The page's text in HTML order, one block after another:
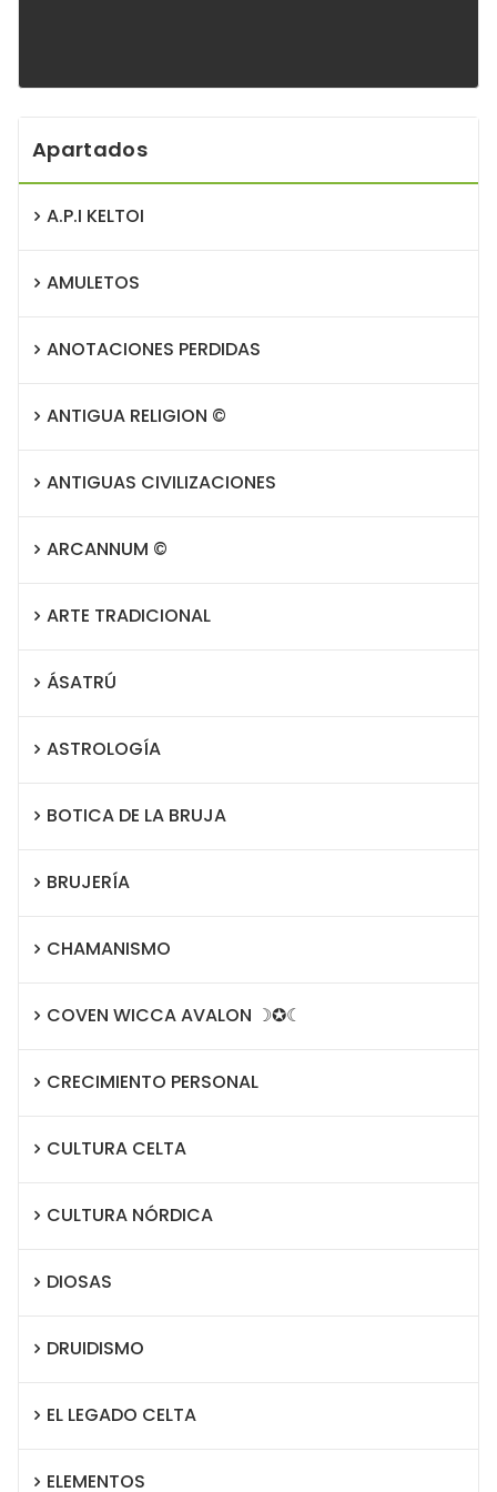
Apartados
A.P.I KELTOI
AMULETOS
ANOTACIONES PERDIDAS
ANTIGUA RELIGION ©
ANTIGUAS CIVILIZACIONES
ARCANNUM ©
ARTE TRADICIONAL
ÁSATRÚ
ASTROLOGÍA
BOTICA DE LA BRUJA
BRUJERÍA
CHAMANISMO
COVEN WICCA AVALON ☽✪☾
CRECIMIENTO PERSONAL
CULTURA CELTA
CULTURA NÓRDICA
DIOSAS
DRUIDISMO
EL LEGADO CELTA
ELEMENTOS